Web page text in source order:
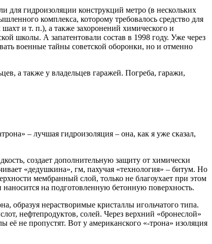
для гидроизоляции конструкций метро (в нескольких
комплекса, которому требовалось средство для
и т. п.), а также захоронений химического и
школы. А запатентовали состав в 1998 году. Уже через
военные тайны советской оборонки, но и отменно
а также у владельцев гаражей. Погреба, гаражи,
– лучшая гидроизоляция – она, как я уже сказал,
создает дополнительную защиту от химически
«дедушкина», гм, пахучая «технология» – битум. Но
мембранный слой, только не благоухает при этом
на подготовленную бетонную поверхность.
образуя нерастворимые кристаллы игольчатого типа.
нефтепродуктов, солей. Через верхний «бронеслой»
её не пропустят. Вот у американского «-трона» изоляция